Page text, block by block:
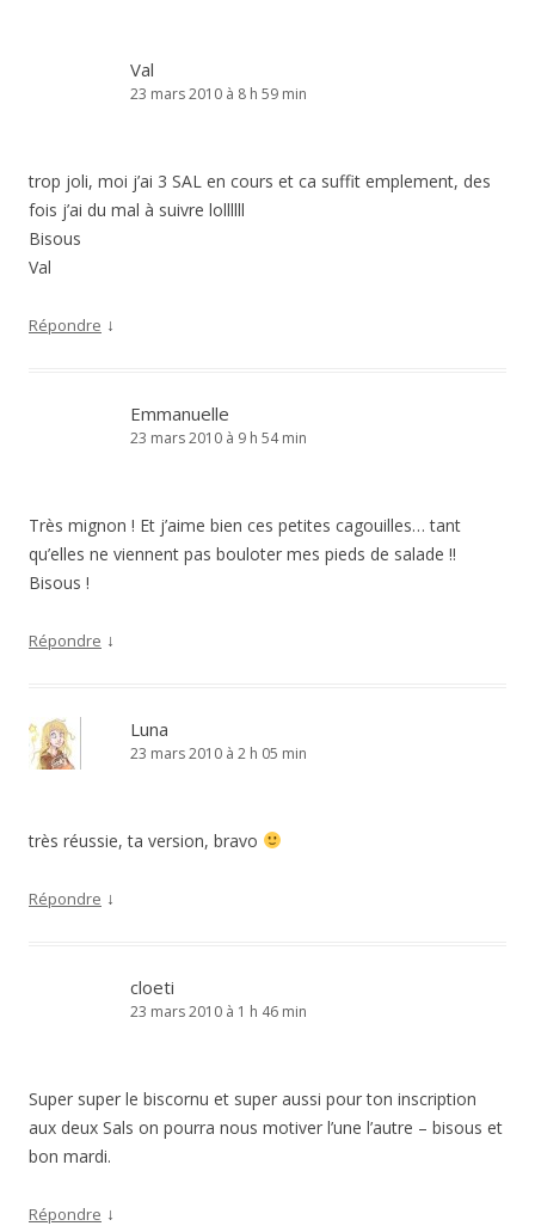
Val
23 mars 2010 à 8 h 59 min
trop joli, moi j’ai 3 SAL en cours et ca suffit emplement, des
fois j’ai du mal à suivre lollllll
Bisous
Val
Répondre ↓
Emmanuelle
23 mars 2010 à 9 h 54 min
Très mignon ! Et j’aime bien ces petites cagouilles… tant
qu’elles ne viennent pas bouloter mes pieds de salade !!
Bisous !
Répondre ↓
Luna
23 mars 2010 à 2 h 05 min
très réussie, ta version, bravo
Répondre ↓
cloeti
23 mars 2010 à 1 h 46 min
Super super le biscornu et super aussi pour ton inscription
aux deux Sals on pourra nous motiver l’une l’autre – bisous et
bon mardi.
Répondre ↓